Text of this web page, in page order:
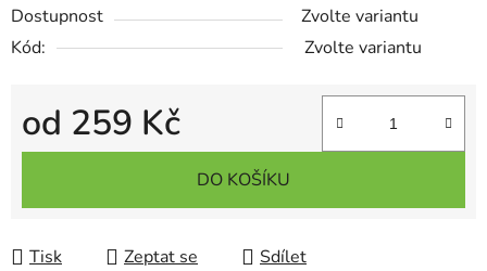
Dostupnost
Zvolte variantu
Kód:
Zvolte variantu
od 259 Kč
Měrná cena:
DO KOŠÍKU
Tisk Zeptat se Sdílet